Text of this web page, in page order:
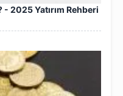
2025 Yatırım Rehberi